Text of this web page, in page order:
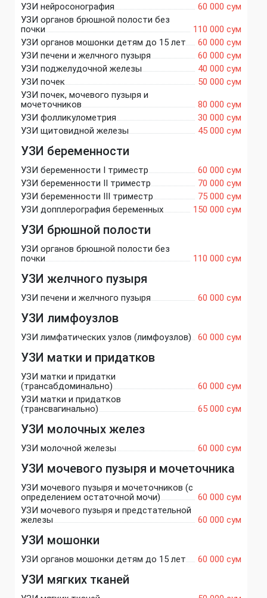
УЗИ нейросонография
60 000 сум
УЗИ органов брюшной полости без
почки
110 000 сум
УЗИ органов мошонки детям до 15 лет
60 000 сум
УЗИ печени и желчного пузыря
60 000 сум
УЗИ поджелудочной железы
40 000 сум
УЗИ почек
50 000 сум
УЗИ почек, мочевого пузыря и
мочеточников
80 000 сум
УЗИ фолликулометрия
30 000 сум
УЗИ щитовидной железы
45 000 сум
УЗИ беременности
УЗИ беременности I триместр
60 000 сум
УЗИ беременности II триместр
70 000 сум
УЗИ беременности III триместр
75 000 сум
УЗИ допплерография беременных
150 000 сум
УЗИ брюшной полости
УЗИ органов брюшной полости без
почки
110 000 сум
УЗИ желчного пузыря
УЗИ печени и желчного пузыря 60 000 сум
УЗИ лимфоузлов
УЗИ лимфатических узлов (лимфоузлов) 60 000 сум
УЗИ матки и придатков
УЗИ матки и придатки
(трансабдоминально)
60 000 сум
УЗИ матки и придатков
(трансвагинально)
65 000 сум
УЗИ молочных желез
УЗИ молочной железы 60 000 сум
УЗИ мочевого пузыря и мочеточника
УЗИ мочевого пузыря и мочеточников (с
определением остаточной мочи)
60 000 сум
УЗИ мочевого пузыря и предстательной
железы
60 000 сум
УЗИ мошонки
УЗИ органов мошонки детям до 15 лет 60 000 сум
УЗИ мягких тканей